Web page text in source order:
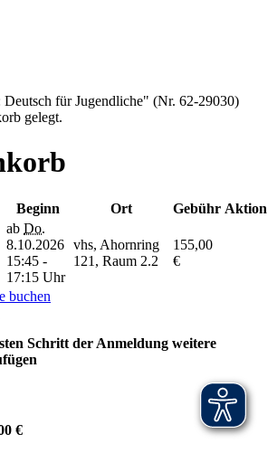
für Jugendliche" (Nr. 62-29030)
gelegt.
Beginn Ort Gebühr Aktion
ab Do.
8.10.2026
15:45 -
17:15 Uhr
vhs, Ahornring
121, Raum 2.2
155,00
€
buchen
Schritt der Anmeldung weitere
€